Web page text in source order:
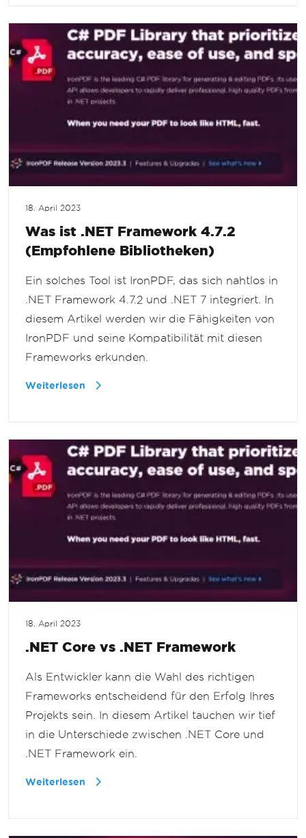
18. April 2023
Was ist .NET Framework 4.7.2
(Empfohlene Bibliotheken)
Ein solches Tool ist IronPDF, das sich nahtlos in
.NET Framework 4.7.2 und .NET 7 integriert. In
diesem Artikel werden wir die Fähigkeiten von
IronPDF und seine Kompatibilität mit diesen
Frameworks erkunden.
Weiterlesen
18. April 2023
.NET Core vs .NET Framework
Als Entwickler kann die Wahl des richtigen
Frameworks entscheidend für den Erfolg Ihres
Projekts sein. In diesem Artikel tauchen wir tief
in die Unterschiede zwischen .NET Core und
.NET Framework ein.
Weiterlesen